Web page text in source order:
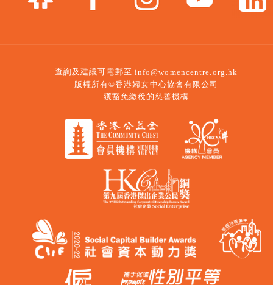
查詢及建議可電郵至 info@womencentre.org.hk
版權所有©香港婦女中心協會有限公司
獲豁免繳稅的慈善機構